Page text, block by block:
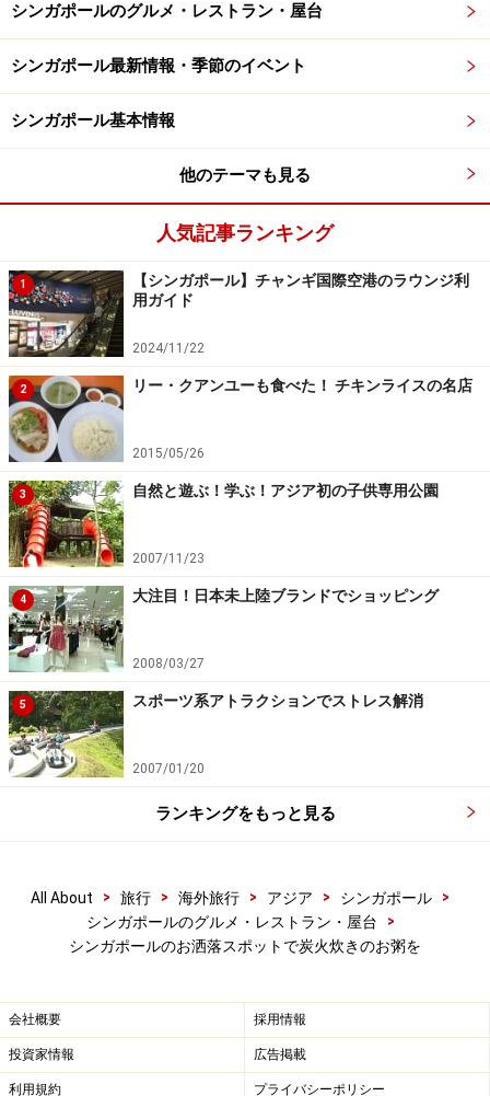
この道40年以上、現在70歳と言うご主人にお話を聞く
と、「炭火はもちろん、厨房が暑くなるし、ガスと違っ
て温度を調節するのも難しい。だけれども、昔ながらの
炭火炊きの味をお客さんが求めている限り、このやり方
でやっていくよ」ということでした。厨房を見せてもら
調理場にはお店のマークの入った揃いのTシャツを着た
若者の姿もあり、炭火炊きの伝統もしっかりと受け継が
れているようです。
深夜まで通し営業なので、中途半端な時間にお腹が空い
た時などに、覚えておくと便利なお店です。
＜DATA＞
■Ah Chiang's Porridge
営業時間：7:00～24:00（無休）
住所：65 Tiong Poh Rd, #01-38, Singapore 160065
電話： +65 6557 0084
アクセス：MRTチョンバル駅から徒歩10分
※記事内容は執筆時点のものです。最新の内容をご確認くださ
い。
※海外を訪れる際には最新情報の入手に努め、「
ホームページ」を確認するなど、安全確保に十分注意を払ってく
ださい。
シンガポールのグルメ・レストラン・屋台
シンガポール最新情報・季節のイベント
シンガポール基本情報
他のテーマも見る
人気記事ランキング
1
【シンガポール】チャンギ国際空港のラウンジ利
用ガイド
2024/11/22
2 リー・クアンユーも食べた！ チキンライスの名店
2015/05/26
3 自然と遊ぶ！学ぶ！アジア初の子供専用公園
2007/11/23
4 大注目！日本未上陸ブランドでショッピング
2008/03/27
5 スポーツ系アトラクションでストレス解消
2007/01/20
ランキングをもっと見る
All About > 旅行 > 海外旅行 > アジア > シンガポール
>
シンガポールのグルメ・レストラン・屋台
>
シンガポールのお洒落スポットで炭火炊きのお粥を
会社概要 採用情報
投資家情報 広告掲載
利用規約 プライバシーポリシー